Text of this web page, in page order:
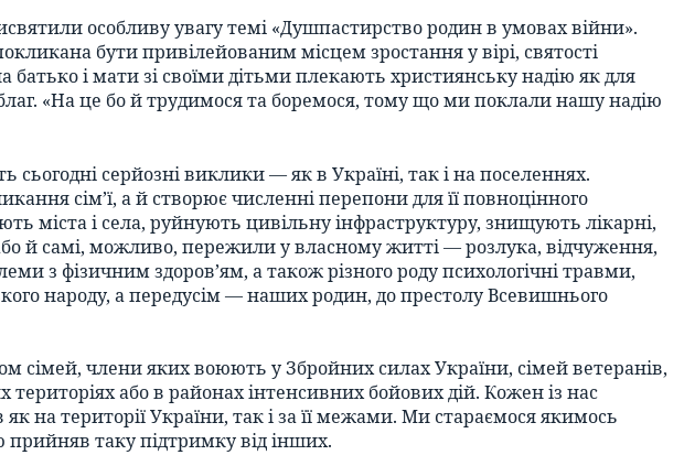
особливу увагу темі «Душпастирство родин в умовах війни».
бути привілейованим місцем зростання у вірі, святості
і мати зі своїми дітьми плекають християнську надію як для
«На це бо й трудимося та боремося, тому що ми поклали нашу надію
серйозні виклики — як в Україні, так і на поселеннях.
сім’ї, а й створює численні перепони для її повноцінного
міста і села, руйнують цивільну інфраструктуру, знищують лікарні,
й самі, можливо, пережили у власному житті — розлука, відчуження,
з фізичним здоров’ям, а також різного роду психологічні травми,
народу, а передусім — наших родин, до престолу Всевишнього
сімей, члени яких воюють у Збройних силах України, сімей ветеранів,
або в районах інтенсивних бойових дій. Кожен із нас
на території України, так і за її межами. Ми стараємося якимось
таку підтримку від інших.